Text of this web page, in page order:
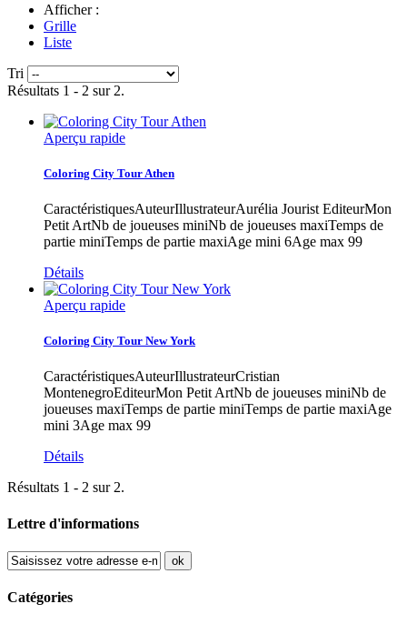
Afficher :
Grille
Liste
Tri
Résultats 1 - 2 sur 2.
Aperçu rapide
Coloring City Tour Athen
CaractéristiquesAuteurIllustrateurAurélia Jourist EditeurMon
Petit ArtNb de joueuses miniNb de joueuses maxiTemps de
partie miniTemps de partie maxiAge mini 6Age max 99
Détails
Aperçu rapide
Coloring City Tour New York
CaractéristiquesAuteurIllustrateurCristian
MontenegroEditeurMon Petit ArtNb de joueuses miniNb de
joueuses maxiTemps de partie miniTemps de partie maxiAge
mini 3Age max 99
Détails
Résultats 1 - 2 sur 2.
Lettre d'informations
ok
Catégories